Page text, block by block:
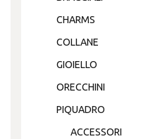
CHARMS
COLLANE
GIOIELLO
ORECCHINI
PIQUADRO
ACCESSORI